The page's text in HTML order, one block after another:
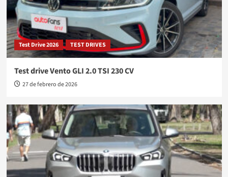
Test Drive 2026 TEST DRIVES
Test drive Vento GLI 2.0 TSI 230 CV
27 de febrero de 2026